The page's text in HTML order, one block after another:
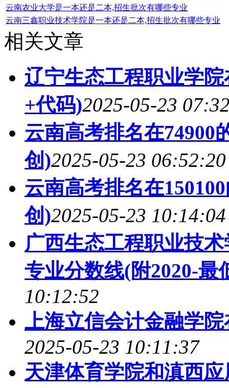
云南农业大学是一本还是二本,招生批次有哪些专业
云南三鑫职业技术学院是一本还是二本,招生批次有哪些专业
相关文章
辽宁生态工程职业学
+代码)2025-05-23
云南高考排名在74900
创)2025-05-23 06:52:20
云南高考排名在
创)2025-05-23 10:14:04
广西生态工程职业技
专业分数线(附2020-最
10:12:52
上海立信会计金融学
2025-05-23 10:11:37
天津体育学院和滇西